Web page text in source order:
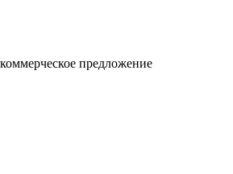
предложение